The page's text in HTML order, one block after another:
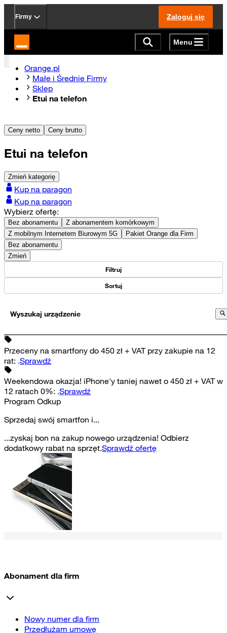
Firmy Zaloguj się
Strona główna Orange.pl Menu
Orange.pl
Małe i Średnie Firmy
Sklep
Etui na telefon
Ceny netto Ceny brutto
Etui na telefon
Zmień kategorię
Kup na paragon
Kup na paragon
Wybierz ofertę:
Bez abonamentu
Z abonamentem komórkowym
Z mobilnym Internetem Biurowym 5G
Pakiet Orange dla Firm
Bez abonamentu
Zmień
Filtruj
Sortuj
Wyszukaj urządzenie
Przeceny na smartfony do 450 zł + VAT przy zakupie na 12
rat: .Sprawdź
Weekendowa okazja! iPhone'y taniej nawet o 450 zł + VAT w
12 ratach 0%: .Sprawdź
Program Odkup
Sprzedaj swój smartfon i...
...zyskaj bon na zakup nowego urządzenia! Odbierz
dodatkowy rabat na sprzęt.Sprawdź ofertę
Abonament dla firm
Nowy numer dla firm
Przedłużam umowę